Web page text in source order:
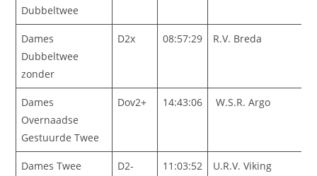
Dubbeltwee
Dames
Dubbeltwee
zonder
D2x 08:57:29 R.V. Breda
Dames
Overnaadse
Gestuurde Twee
Dov2+ 14:43:06 W.S.R. Argo
Dames Twee
D2- 11:03:52 U.R.V. Viking